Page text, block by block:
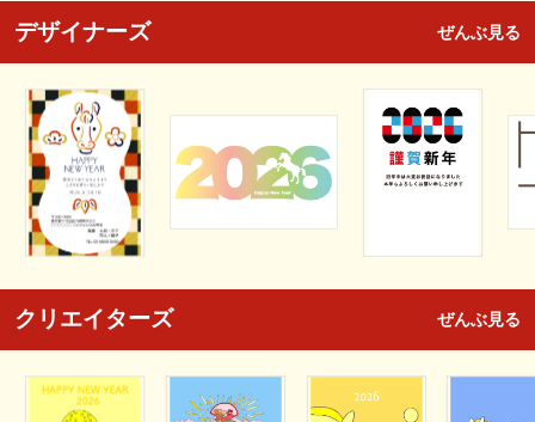
デザイナーズ ぜんぶ見る
クリエイターズ ぜんぶ見る